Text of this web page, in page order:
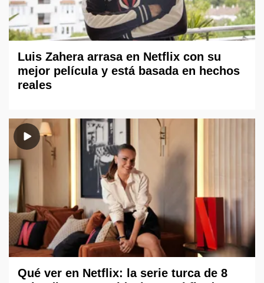
Luis Zahera arrasa en Netflix con su
mejor película y está basada en hechos
reales
Qué ver en Netflix: la serie turca de 8